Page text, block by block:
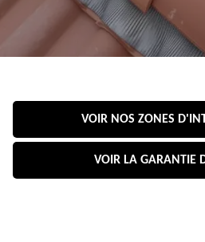
VOIR NOS ZONES
VOIR LA GARANTIE